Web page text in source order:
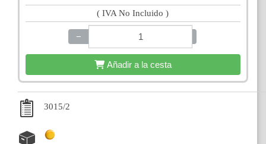
( IVA No Incluido )
−
Añadir a la cesta
3015/2